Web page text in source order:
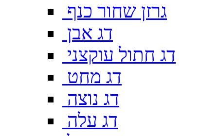
גרזן שחור כנף
דג אבן
דג חתול עוקצני
דג מחט
דג נוצה
דג עלה